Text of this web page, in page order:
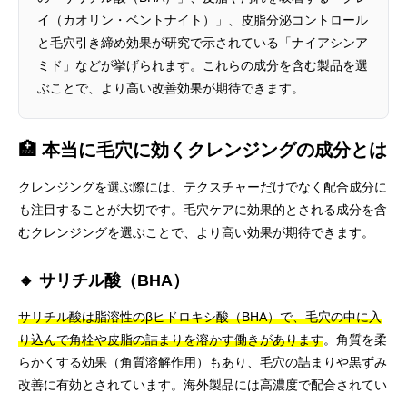
イ（カオリン・ベントナイト）」、皮脂分泌コントロール
と毛穴引き締め効果が研究で示されている「ナイアシンア
ミド」などが挙げられます。これらの成分を含む製品を選
ぶことで、より高い改善効果が期待できます。
🏥 本当に毛穴に効くクレンジングの成分とは
クレンジングを選ぶ際には、テクスチャーだけでなく配合成分に
も注目することが大切です。毛穴ケアに効果的とされる成分を含
むクレンジングを選ぶことで、より高い効果が期待できます。
🔸 サリチル酸（BHA）
サリチル酸は脂溶性のβヒドロキシ酸（BHA）で、毛穴の中に入
り込んで角栓や皮脂の詰まりを溶かす働きがあります。角質を柔
らかくする効果（角質溶解作用）もあり、毛穴の詰まりや黒ずみ
改善に有効とされています。海外製品には高濃度で配合されてい